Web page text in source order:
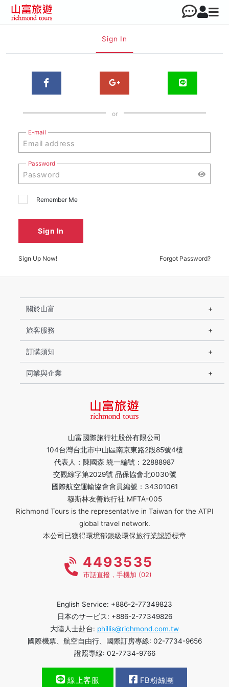
Sign In
or
E-mail
Password
Remember Me
Sign In
Sign Up Now! Forgot Password?
山富國際旅行社股份有限公司
104台灣台北市中山區南京東路2段85號4樓
代表人：陳國森 統一編號：22888987
交觀綜字第2029號 品保協會北0030號
國際航空運輸協會會員編號：34301061
穆斯林友善旅行社 MFTA-005
Richmond Tours is the representative in Taiwan for the ATPI
global travel network.
本公司已獲得環境部銀級環保旅行業認證標章
關於山富
旅客服務
訂購須知
同業與企業
4493535
市話直撥，手機加 (02)
English Service: +886-2-77349823
日本のサービス: +886-2-77349826
大陸人士赴台: phillis@richmond.com.tw
國際機票、航空自由行、國際訂房專線: 02-7734-9656
證照專線: 02-7734-9766
線上客服 FB粉絲團